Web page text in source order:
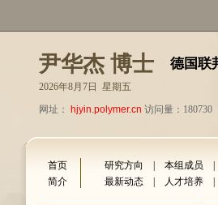
尹华杰 博士 德国联
2026年8月7日 星期五
网址：
hjyin.polymer.cn 访问量：180730
首页 研究方向 本组成员
简介
最新动态 人才培养